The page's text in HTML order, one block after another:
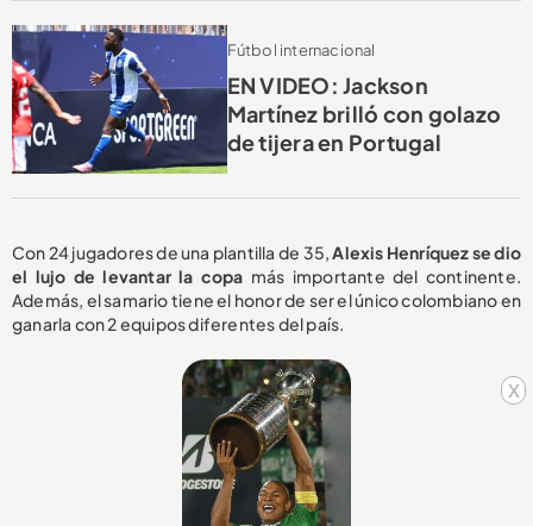
x
Fútbol internacional
EN VIDEO: Jackson
Martínez brilló con golazo
de tijera en Portugal
Con 24 jugadores de una plantilla de 35,Alexis Henríquez se dio
el lujo de levantar la copa más importante del continente.
Además, el samario tiene el honor de ser el único colombiano en
ganarla con 2 equipos diferentes del país.